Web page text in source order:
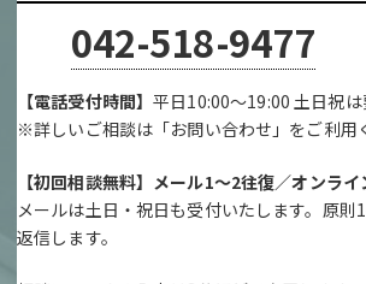
042-518-9477
【電話受付時間】平日10:00～19:00 土日祝
※詳しいご相談は「お問い合わせ」をご利用
【初回相談無料】メール1～2往復／オンラ
メールは土日・祝日も受付いたします。原則
返信します。